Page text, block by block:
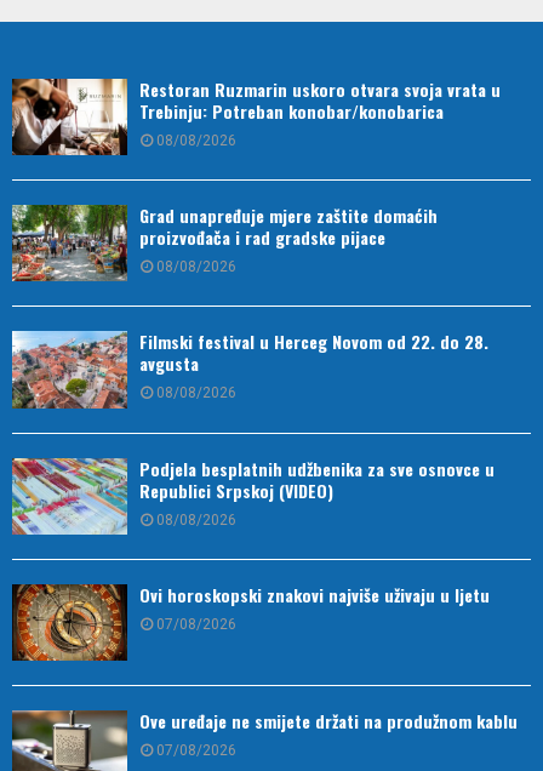
Restoran Ruzmarin uskoro otvara svoja vrata u
Trebinju: Potreban konobar/konobarica
08/08/2026
Grad unapređuje mjere zaštite domaćih
proizvođača i rad gradske pijace
08/08/2026
Filmski festival u Herceg Novom od 22. do 28.
avgusta
08/08/2026
Podjela besplatnih udžbenika za sve osnovce u
Republici Srpskoj (VIDEO)
08/08/2026
Ovi horoskopski znakovi najviše uživaju u ljetu
07/08/2026
Ove uređaje ne smijete držati na produžnom kablu
07/08/2026